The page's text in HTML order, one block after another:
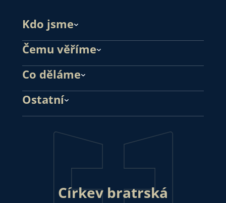
Kdo jsme
Čemu věříme
Co děláme
Ostatní
Církev bratrská